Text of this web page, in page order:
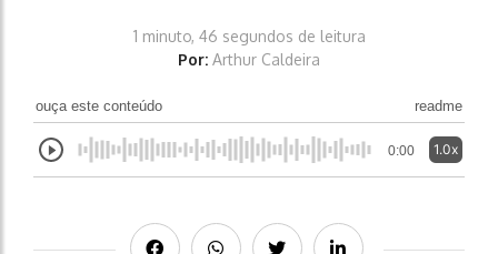
1 minuto, 46 segundos de leitura
Por: Arthur Caldeira
ouça este conteúdo readme
0:00 1.0x